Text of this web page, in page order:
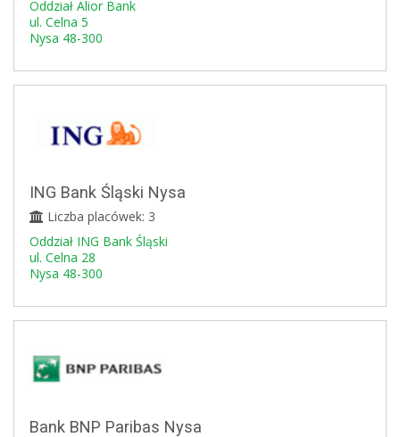
Oddział Alior Bank
ul. Celna 5
Nysa 48-300
ING Bank Śląski Nysa
Liczba placówek: 3
Oddział ING Bank Śląski
ul. Celna 28
Nysa 48-300
Bank BNP Paribas Nysa